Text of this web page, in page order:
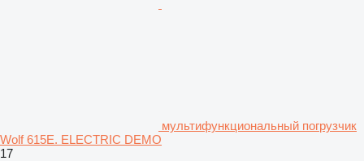
мультифункциональный погрузчик
Wolf 615E. ELECTRIC DEMO
17